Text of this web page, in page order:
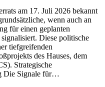
am 17. Juli 2026 bekannt
wenn auch an
für einen geplanten
Diese politische
tiefgreifenden
des Hauses, dem
Strategische
Die Signale für…